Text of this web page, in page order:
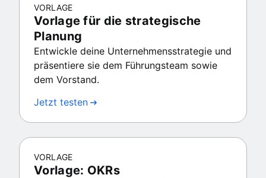
VORLAGE
Vorlage für die strategische
Planung
Entwickle deine Unternehmensstrategie und
präsentiere sie dem Führungsteam sowie
dem Vorstand.
Jetzt testen
VORLAGE
Vorlage: OKRs